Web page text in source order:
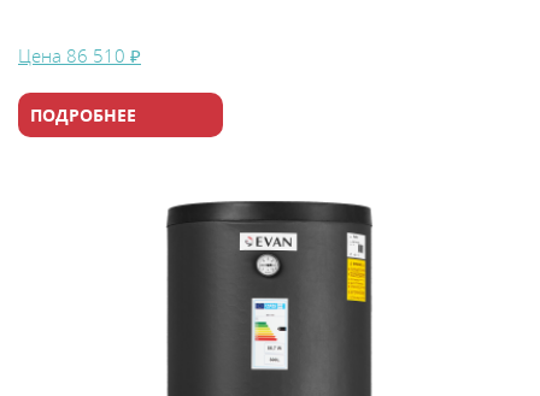
Цена 86 510 ₽
ПОДРОБНЕЕ